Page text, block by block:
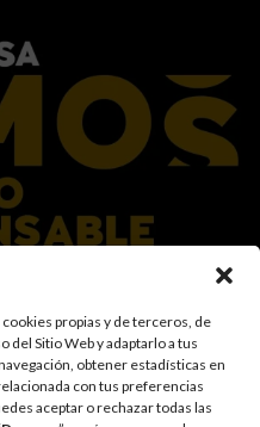
cookies propias y de terceros, de
del Sitio Web y adaptarlo a tus
obtener estadísticas en
con tus preferencias
aceptar o rechazar todas las
responsable hacia el juego,
para nuestros clientes y
el juego sea siempre diversión y
afrontar problemas económicos
menores de 18 años y a las
a los registros de prohibición y/o